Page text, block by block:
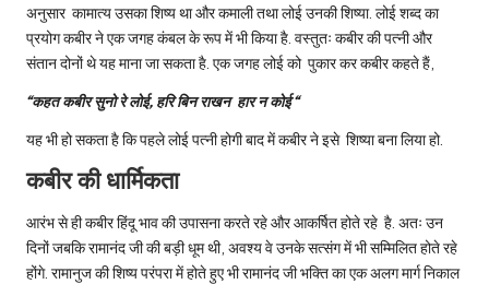
अनुसार कामात्य उसका शिष्य था और कमाली तथा लोई उनकी शिष्या. लोई शब्द का
प्रयोग कबीर ने एक जगह कंबल के रूप में भी किया है. वस्तुतः कबीर की पत्नी और
संतान दोनों थे यह माना जा सकता है. एक जगह लोई को पुकार कर कबीर कहते हैं,
“कहत कबीर सुनो रे लोई, हरि बिन राखन हार न कोई “
यह भी हो सकता है कि पहले लोई पत्नी होगी बाद में कबीर ने इसे शिष्या बना लिया हो.
कबीर की धार्मिकता
आरंभ से ही कबीर हिंदू भाव की उपासना करते रहे और आकर्षित होते रहे है. अतः उन
दिनों जबकि रामानंद जी की बड़ी धूम थी, अवश्य वे उनके सत्संग में भी सम्मिलित होते रहे
होंगे. रामानुज की शिष्य परंपरा में होते हुए भी रामानंद जी भक्ति का एक अलग मार्ग निकाल